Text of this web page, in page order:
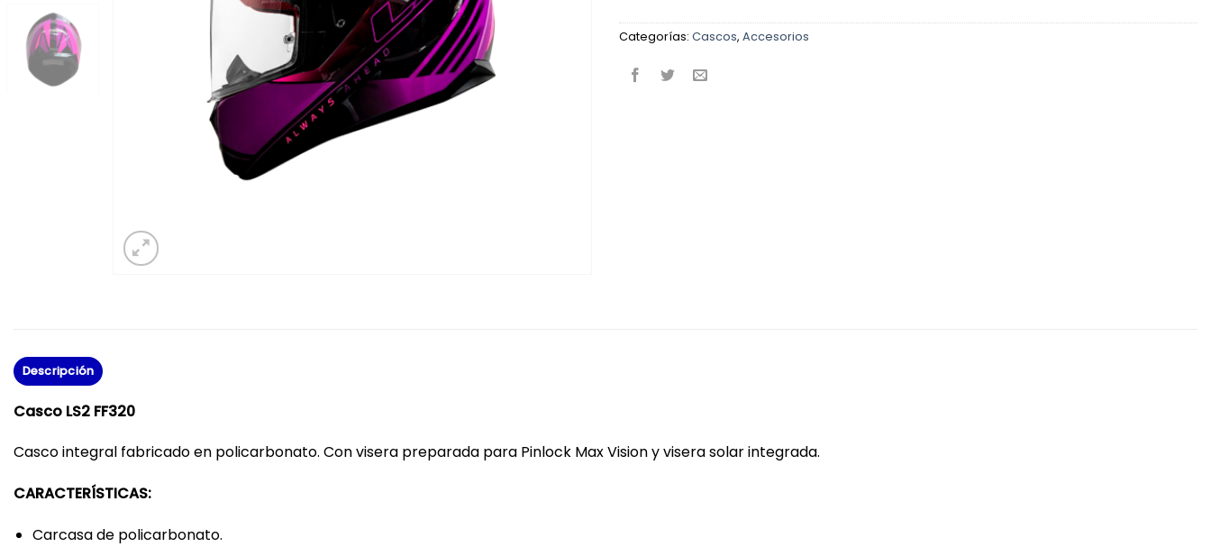
Categorías: Cascos, Accesorios
Descripción
Casco LS2 FF320
Casco integral fabricado en policarbonato. Con visera preparada para Pinlock Max Vision y visera solar integrada.
CARACTERÍSTICAS:
Carcasa de policarbonato.